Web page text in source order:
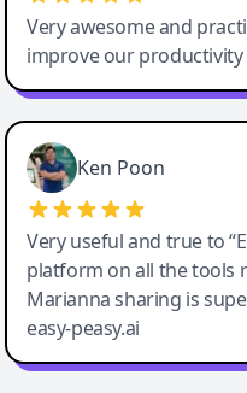
Very awesome and
improve our
Ken Poon
Very useful and true to
platform on all the tools
Marianna sharing is
easy-peasy.ai